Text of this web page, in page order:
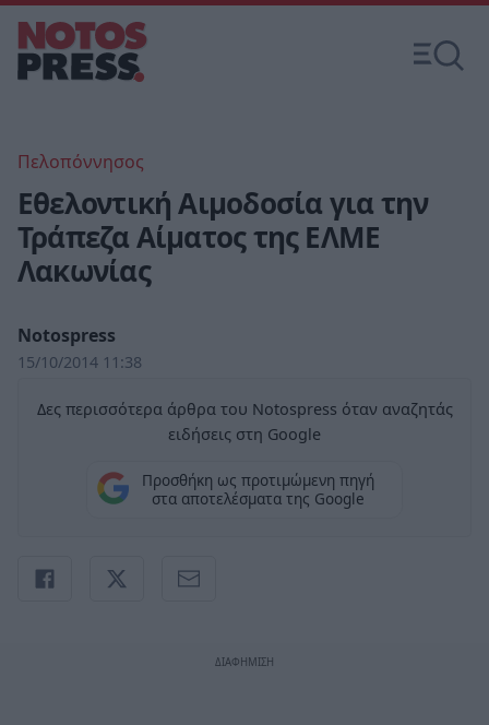
Πελοπόννησος
Εθελοντική Αιμοδοσία για την
Τράπεζα Αίματος της ΕΛΜΕ
Λακωνίας
Notospress
15/10/2014 11:38
Δες περισσότερα άρθρα του Notospress όταν αναζητάς
ειδήσεις στη Google
Προσθήκη ως προτιμώμενη πηγή
στα αποτελέσματα της Google